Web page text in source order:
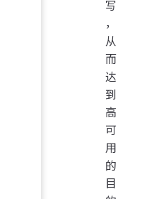
写
，
从
而
达
到
高
可
用
的
目